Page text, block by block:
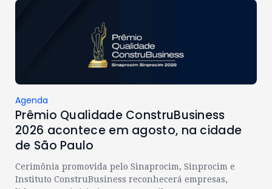
Agenda
Prêmio Qualidade ConstruBusiness
2026 acontece em agosto, na cidade
de São Paulo
Cerimônia promovida pelo Sinaprocim, Sinprocim e
Instituto ConstruBusiness reconhecerá empresas,